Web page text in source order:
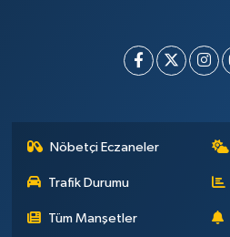
Nöbetçi Eczaneler
Trafik Durumu
Tüm Manşetler